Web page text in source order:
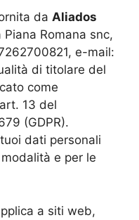
da Aliados
Romana snc,
e-mail:
di titolare del
come
13 del
(GDPR).
dati personali
e per le
a siti web,